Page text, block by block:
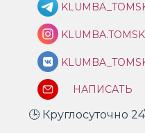
НАПИСАТЬ
🕒 Круглосуточно